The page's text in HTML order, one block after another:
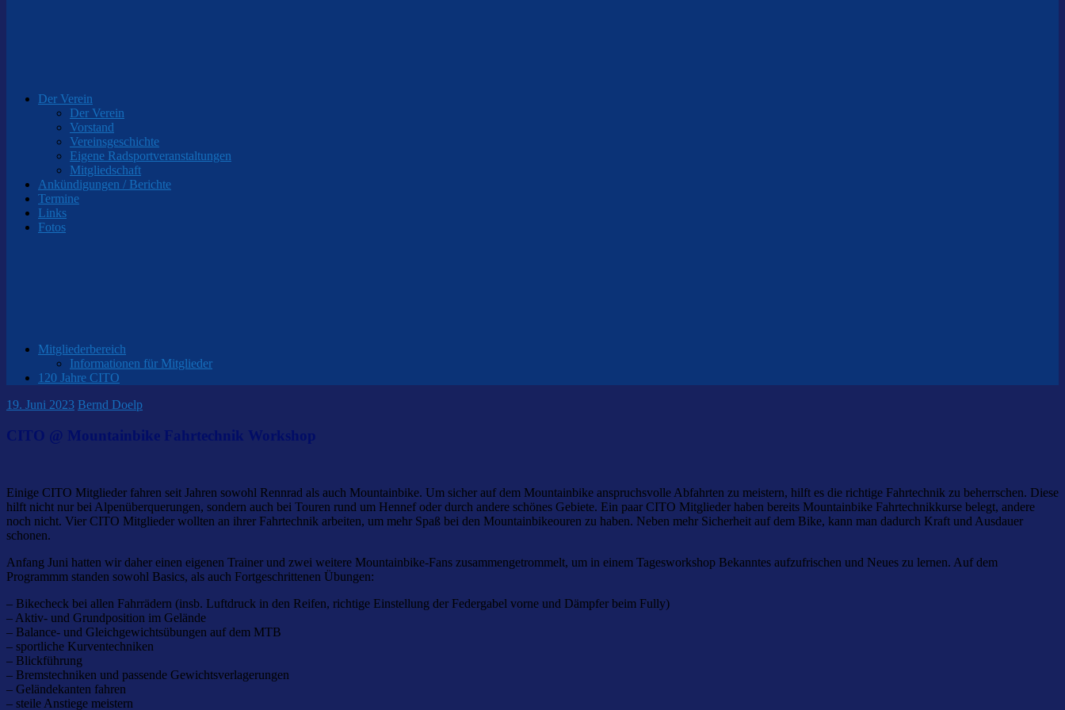
Der Verein
Der Verein
Vorstand
Vereinsgeschichte
Eigene Radsportveranstaltungen
Mitgliedschaft
Ankündigungen / Berichte
Termine
Links
Fotos
Mitgliederbereich
Informationen für Mitglieder
120 Jahre CITO
19. Juni 2023 Bernd Doelp
Einige CITO Mitglieder fahren seit Jahren sowohl Rennrad als auch Mountainbike. Um sicher auf dem Mountainbike anspruchsvolle Abfahrten zu meistern, hilft es die richtige Fahrtechnik zu beherrschen. Diese
hilft nicht nur bei Alpenüberquerungen, sondern auch bei Touren rund um Hennef oder durch andere schönes Gebiete. Ein paar CITO Mitglieder haben bereits Mountainbike Fahrtechnikkurse belegt, andere
noch nicht. Vier CITO Mitglieder wollten an ihrer Fahrtechnik arbeiten, um mehr Spaß bei den Mountainbikeouren zu haben. Neben mehr Sicherheit auf dem Bike, kann man dadurch Kraft und Ausdauer
schonen.
Anfang Juni hatten wir daher einen eigenen Trainer und zwei weitere Mountainbike-Fans zusammengetrommelt, um in einem Tagesworkshop Bekanntes aufzufrischen und Neues zu lernen. Auf dem
Programmm standen sowohl Basics, als auch Fortgeschrittenen Übungen:
– Bikecheck bei allen Fahrrädern (insb. Luftdruck in den Reifen, richtige Einstellung der Federgabel vorne und Dämpfer beim Fully)
– Aktiv- und Grundposition im Gelände
– Balance- und Gleichgewichtsübungen auf dem MTB
– sportliche Kurventechniken
– Blickführung
– Bremstechniken und passende Gewichtsverlagerungen
– Geländekanten fahren
– steile Anstiege meistern